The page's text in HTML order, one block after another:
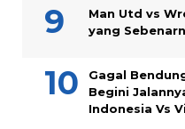
Man Utd vs
yang
Gagal
Begini
Indonesia Vs